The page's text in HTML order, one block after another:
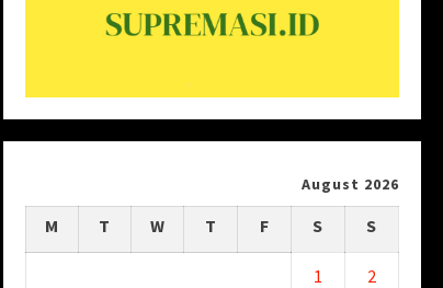
August 2026
M T W T F S S
1 2